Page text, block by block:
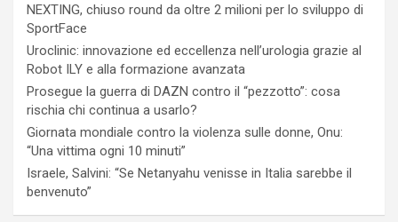
NEXTING, chiuso round da oltre 2 milioni per lo sviluppo di
SportFace
Uroclinic: innovazione ed eccellenza nell’urologia grazie al
Robot ILY e alla formazione avanzata
Prosegue la guerra di DAZN contro il “pezzotto”: cosa
rischia chi continua a usarlo?
Giornata mondiale contro la violenza sulle donne, Onu:
“Una vittima ogni 10 minuti”
Israele, Salvini: “Se Netanyahu venisse in Italia sarebbe il
benvenuto”